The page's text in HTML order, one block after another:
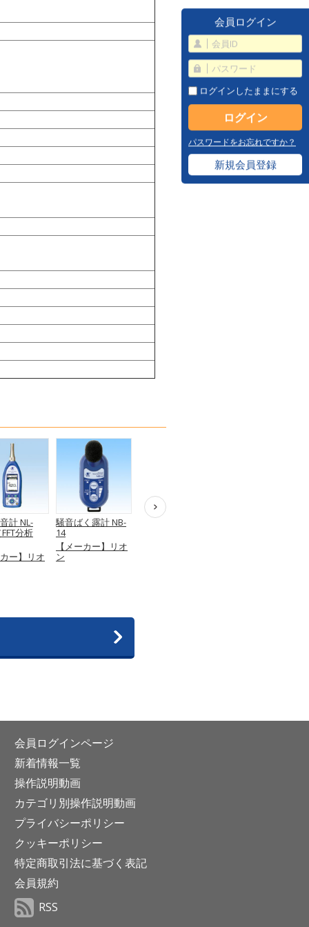
計 NL-
分析
ー】リオ
騒音ばく露計 NB-
14
【メーカー】リオ
ン
普通騒音計 NL-20
会員ログイン
ログインしたままにする
パスワードをお忘れですか？
新規会員登録
会員ログインページ
新着情報一覧
操作説明動画
カテゴリ別操作説明動画
プライバシーポリシー
クッキーポリシー
特定商取引法に基づく表記
会員規約
RSS